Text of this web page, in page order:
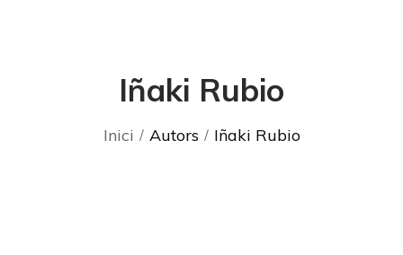
Iñaki Rubio
Inici Autors Iñaki Rubio